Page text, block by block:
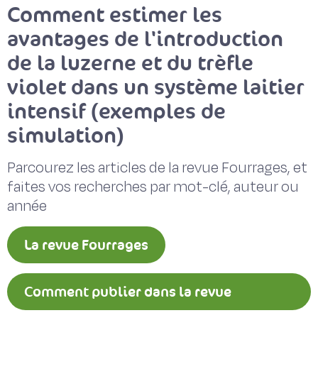
Comment estimer les
avantages de l'introduction
de la luzerne et du trèfle
violet dans un système laitier
intensif (exemples de
simulation)
Parcourez les articles de la revue Fourrages, et
faites vos recherches par mot-clé, auteur ou
année
La revue Fourrages
Comment publier dans la revue